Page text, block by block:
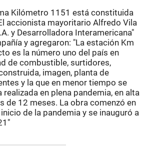
Kilómetro 1151 está constituida
accionista mayoritario Alfredo Vila
y Desarrolladora Interamericana"
y agregaron: "La estación Km
es la número uno del país en
de combustible, surtidores,
imagen, planta de
y la que en menor tiempo se
en plena pandemia, en alta
de 12 meses. La obra comenzó en
de la pandemia y se inauguró a